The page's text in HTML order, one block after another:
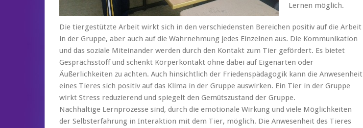
Lernen möglich.
Die tiergestützte Arbeit wirkt sich in den verschiedensten Bereichen positiv auf die Arbeit
in der Gruppe, aber auch auf die Wahrnehmung jedes Einzelnen aus. Die Kommunikation
und das soziale Miteinander werden durch den Kontakt zum Tier gefördert. Es bietet
Gesprächsstoff und schenkt Körperkontakt ohne dabei auf Eigenarten oder
Äußerlichkeiten zu achten. Auch hinsichtlich der Friedenspädagogik kann die Anwesenheit
eines Tieres sich positiv auf das Klima in der Gruppe auswirken. Ein Tier in der Gruppe
wirkt Stress reduzierend und spiegelt den Gemütszustand der Gruppe.
Nachhaltige Lernprozesse sind, durch die emotionale Wirkung und viele Möglichkeiten
der Selbsterfahrung in Interaktion mit dem Tier, möglich. Die Anwesenheit des Tieres